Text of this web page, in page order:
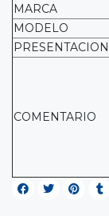
MARCA
MODELO
PRESENTACION
COMENTARIO